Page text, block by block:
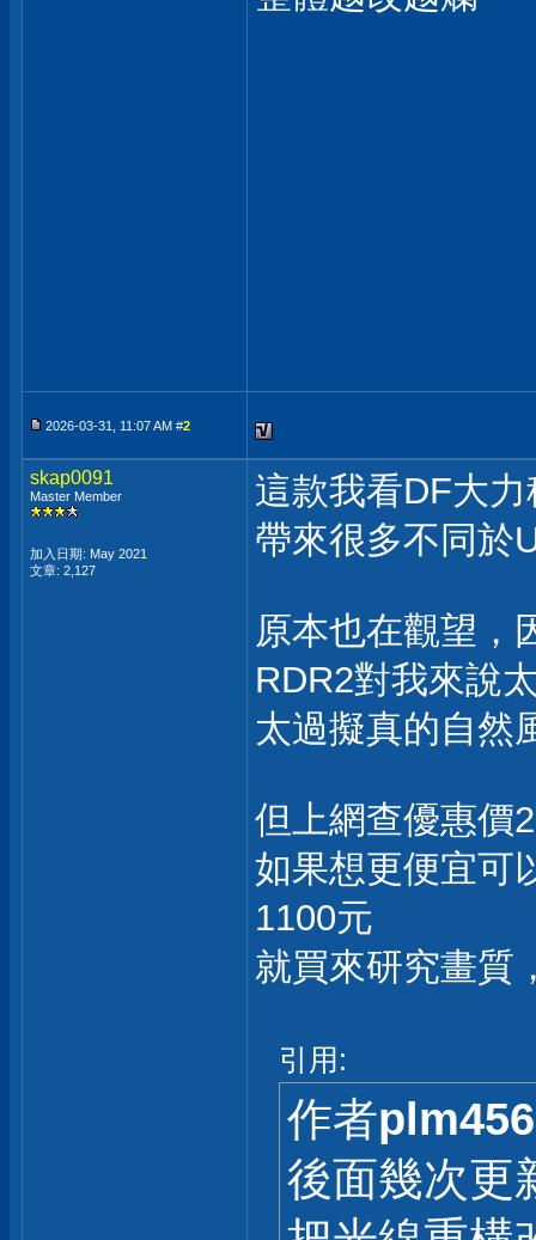
2026-03-31, 11:07 AM #2
skap0091
Master Member
加入日期: May 2021
文章: 2,127
這款我看DF大
帶來很多不同於
原本也在觀望，
RDR2對我來說
太過擬真的自然
但上網查優惠價
如果想更便宜可
1100元
就買來研究畫質
引用:
作者plm456
後面幾次更